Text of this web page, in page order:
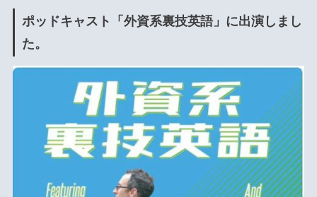
ポッドキャスト「外資系裏技英語」に出演しまし
た。